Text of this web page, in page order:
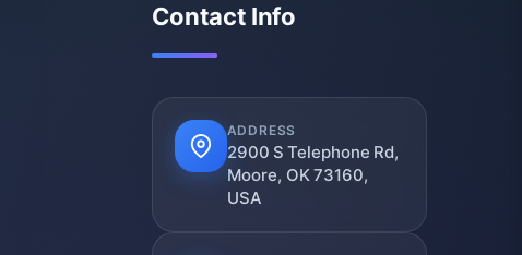
Contact Info
ADDRESS
2900 S Telephone Rd,
Moore, OK 73160,
USA